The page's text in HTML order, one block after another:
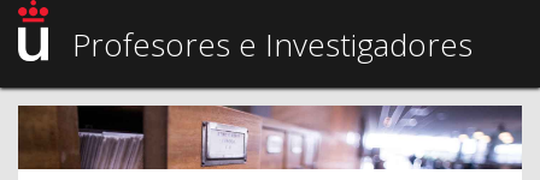
Profesores e Investigadores